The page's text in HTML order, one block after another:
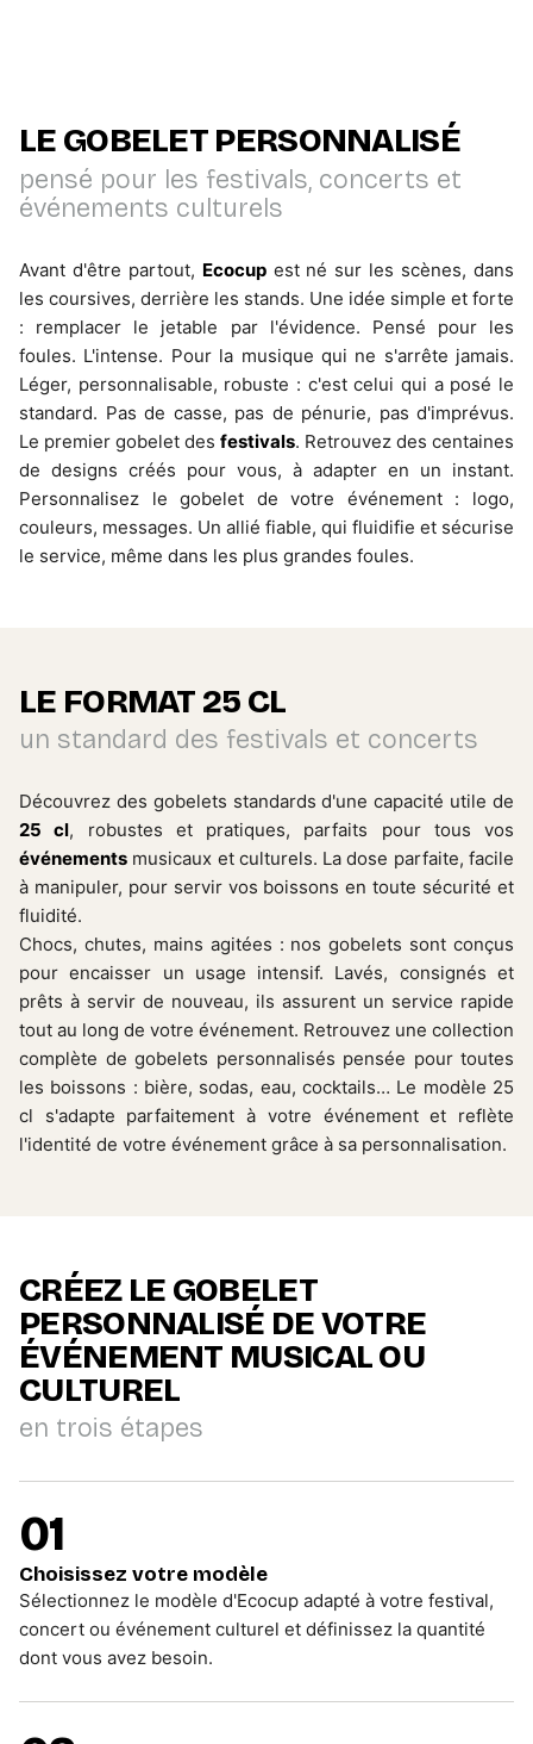
LE GOBELET PERSONNALISÉ
pensé pour les festivals, concerts et
événements culturels
Avant d'être partout, Ecocupest né sur les scènes, dans
les coursives, derrière les stands. Une idée simple et forte
: remplacer le jetable par l'évidence. Pensé pour les
foules. L'intense. Pour la musique qui ne s'arrête jamais.
Léger, personnalisable, robuste : c'est celui qui a posé le
standard. Pas de casse, pas de pénurie, pas d'imprévus.
Le premier gobelet des festivals. Retrouvez des centaines
de designs créés pour vous, à adapter en un instant.
Personnalisez le gobelet de votre événement : logo,
couleurs, messages. Un allié fiable, qui fluidifie et sécurise
le service, même dans les plus grandes foules.
LE FORMAT 25 CL
un standard des festivals et concerts
Découvrez des gobelets standards d'une capacité utile de
25 cl, robustes et pratiques, parfaits pour tous vos
événements musicaux et culturels. La dose parfaite, facile
à manipuler, pour servir vos boissons en toute sécurité et
fluidité.
Chocs, chutes, mains agitées : nos gobelets sont conçus
pour encaisser un usage intensif. Lavés, consignés et
prêts à servir de nouveau, ils assurent un service rapide
tout au long de votre événement. Retrouvez une collection
complète de gobelets personnalisés pensée pour toutes
les boissons : bière, sodas, eau, cocktails… Le modèle 25
cl s'adapte parfaitement à votre événement et reflète
l'identité de votre événement grâce à sa personnalisation.
CRÉEZ LE GOBELET
PERSONNALISÉ DE VOTRE
ÉVÉNEMENT MUSICAL OU
CULTUREL
en trois étapes
01
Choisissez votre modèle
Sélectionnez le modèle d'Ecocup adapté à votre festival,
concert ou événement culturel et définissez la quantité
dont vous avez besoin.